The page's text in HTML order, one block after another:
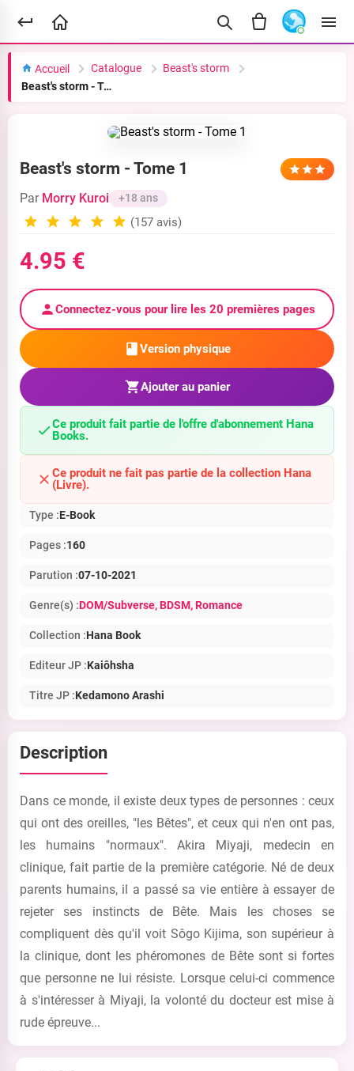
Accueil Catalogue
Beast's storm
Beast's storm - Tome 1
Beast's storm - Tome 1
Par Morry Kuroi +18 ans
(157 avis)
4.95 €
Connectez-vous pour lire les 20 premières pages
Version physique
Ajouter au panier
Ce produit fait partie de l'offre d'abonnement Hana
Books.
Ce produit ne fait pas partie de la collection Hana
(Livre).
Type :E-Book
Pages :160
Parution :07-10-2021
Genre(s) :DOM/Subverse, BDSM, Romance
Collection :Hana Book
Editeur JP :Kaiôhsha
Titre JP :Kedamono Arashi
Description
Dans ce monde, il existe deux types de personnes : ceux
qui ont des oreilles, "les Bêtes", et ceux qui n'en ont pas,
les humains "normaux". Akira Miyaji, medecin en
clinique, fait partie de la première catégorie. Né de deux
parents humains, il a passé sa vie entière à essayer de
rejeter ses instincts de Bête. Mais les choses se
compliquent dès qu'il voit Sôgo Kijima, son supérieur à
la clinique, dont les phéromones de Bête sont si fortes
que personne ne lui résiste. Lorsque celui-ci commence
à s'intéresser à Miyaji, la volonté du docteur est mise à
rude épreuve...